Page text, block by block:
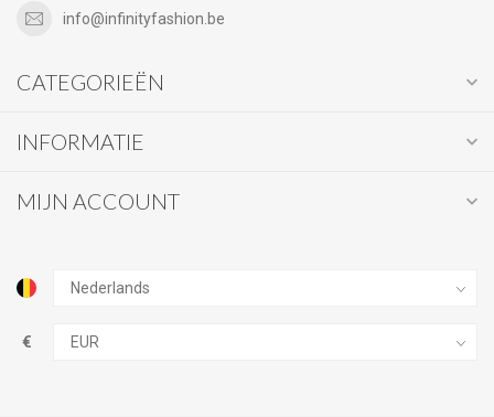
info@infinityfashion.be
CATEGORIEËN
INFORMATIE
MIJN ACCOUNT
€